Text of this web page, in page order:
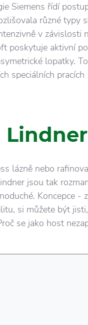
Siemens řídí
různé typy
v závislosti
poskytuje aktivní
lopatky.
speciálních pracích
Lindner
lázně nebo
jsou tak
Koncepce -
si můžete být
se jako host